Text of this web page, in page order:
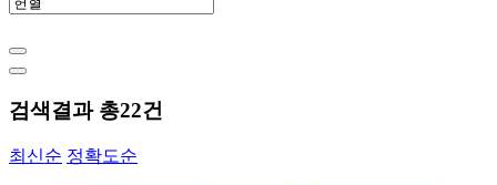
검색결과 총22건
최신순 정확도순